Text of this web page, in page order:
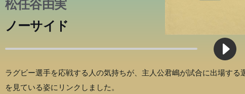
松任谷由実
ノーサイド
ラグビー選手を応戦する人の気持ちが、主人公君嶋が試合に出場する
を見ている姿にリンクしました。